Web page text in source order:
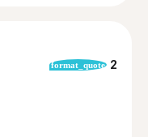
format_quote 2